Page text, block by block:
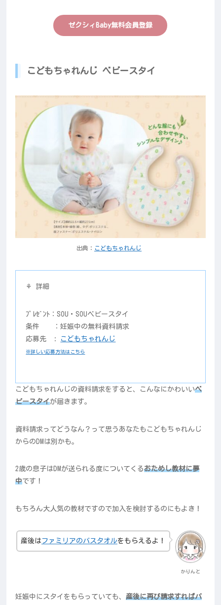
ゼクシィBaby無料会員登録
こどもちゃれんじ ベビースタイ
出典： こどもちゃれんじ
⚘ 詳細
ﾌﾟﾚｾﾞﾝﾄ：SOU・SOUベビースタイ
条件 ：妊娠中の無料資料請求
応募先 :
こどもちゃれんじ
※詳しい応募方法はこちら
こどもちゃれんじの資料請求をすると、こんなにかわいいベ
ビースタイが届きます。
資料請求ってどうなん？って思うあなたもこどもちゃれんじ
からのDMは別かも。
2歳の息子はDMが送られる度についてくるおためし教材に夢
中です！
もちろん大人気の教材ですので加入を検討するのにもよき！
かりんと
産後はファミリアのバスタオルをもらえるよ！
妊娠中にスタイをもらっていても、産後に再び請求すればバ